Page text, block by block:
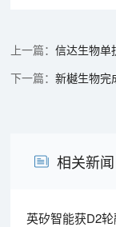
信达生物单
新樾生物完
相关新闻
英矽智能获D2